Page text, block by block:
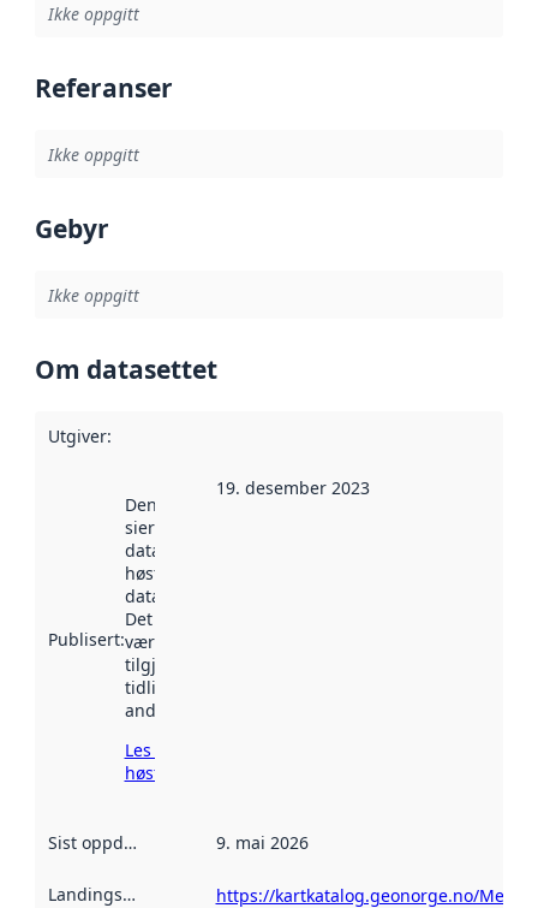
Ikke oppgitt
Referanser
Ikke oppgitt
Gebyr
Ikke oppgitt
Om datasettet
Utgiver:
Publisert:
Denne datoen
sier når
datasettet ble
høstet av
data.norge.no.
Det kan ha
vært
tilgjengelig
tidligere
andre steder.
Les mer om
høsting her
19. desember 2023
Sist oppdatert 9. mai 2026
Landingsside
https://kartkatalog.geonorge.no/